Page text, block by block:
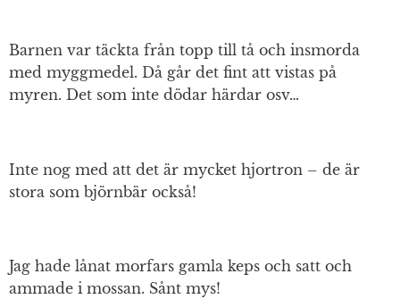
Barnen var täckta från topp till tå och insmorda
med myggmedel. Då går det fint att vistas på
myren. Det som inte dödar härdar osv…
Inte nog med att det är mycket hjortron – de är
stora som björnbär också!
Jag hade lånat morfars gamla keps och satt och
ammade i mossan. Sånt mys!